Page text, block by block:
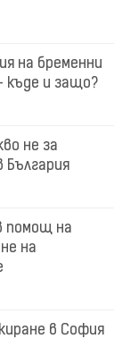
на бременни
къде и защо?
не за
помощ на
на
в София